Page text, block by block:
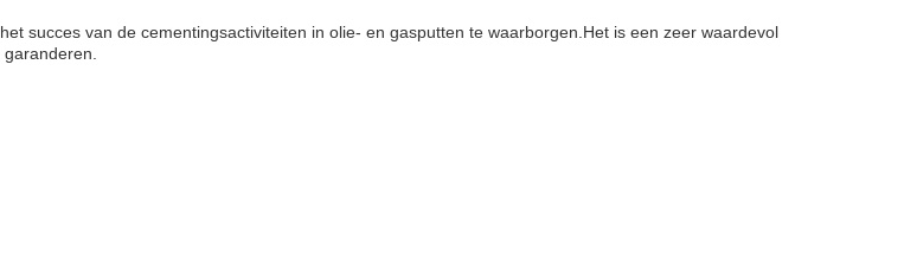
succes van de cementingsactiviteiten in olie- en gasputten te waarborgen.Het is een zeer waardevol